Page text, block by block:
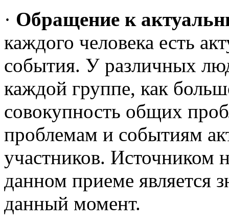
· Обращение к
каждого человека есть
события. У различных
каждой группе, как
совокупность общих
проблемам и событиям
участников. Источником
данном приеме является
данный момент.